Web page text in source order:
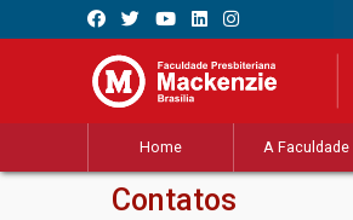
Home A Faculdade
Contatos